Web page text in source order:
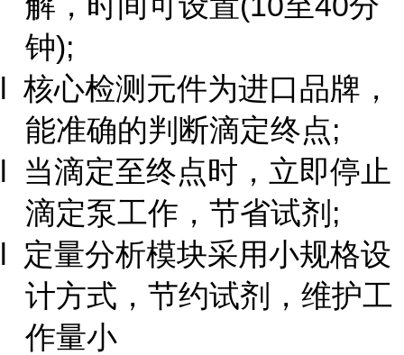
钟);
l 核心检测元件为进口品牌，
能准确的判断滴定终点;
l 当滴定至终点时，立即停止
滴定泵工作，节省试剂;
l 定量分析模块采用小规格设
计方式，节约试剂，维护工
作量小